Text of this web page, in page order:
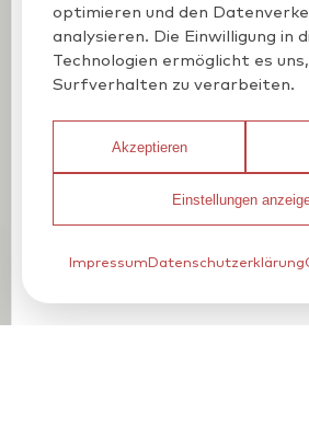
optimieren und den
analysieren. Die Einwilligung in
Technologien ermöglicht es
Surfverhalten zu verarbeiten.
Akzeptieren
Einstellungen
ImpressumDatenschutzerklärung